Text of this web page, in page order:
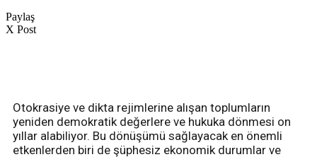
Paylaş
X Post
Otokrasiye ve dikta rejimlerine alışan toplumların
yeniden demokratik değerlere ve hukuka dönmesi on
yıllar alabiliyor. Bu dönüşümü sağlayacak en önemli
etkenlerden biri de şüphesiz ekonomik durumlar ve